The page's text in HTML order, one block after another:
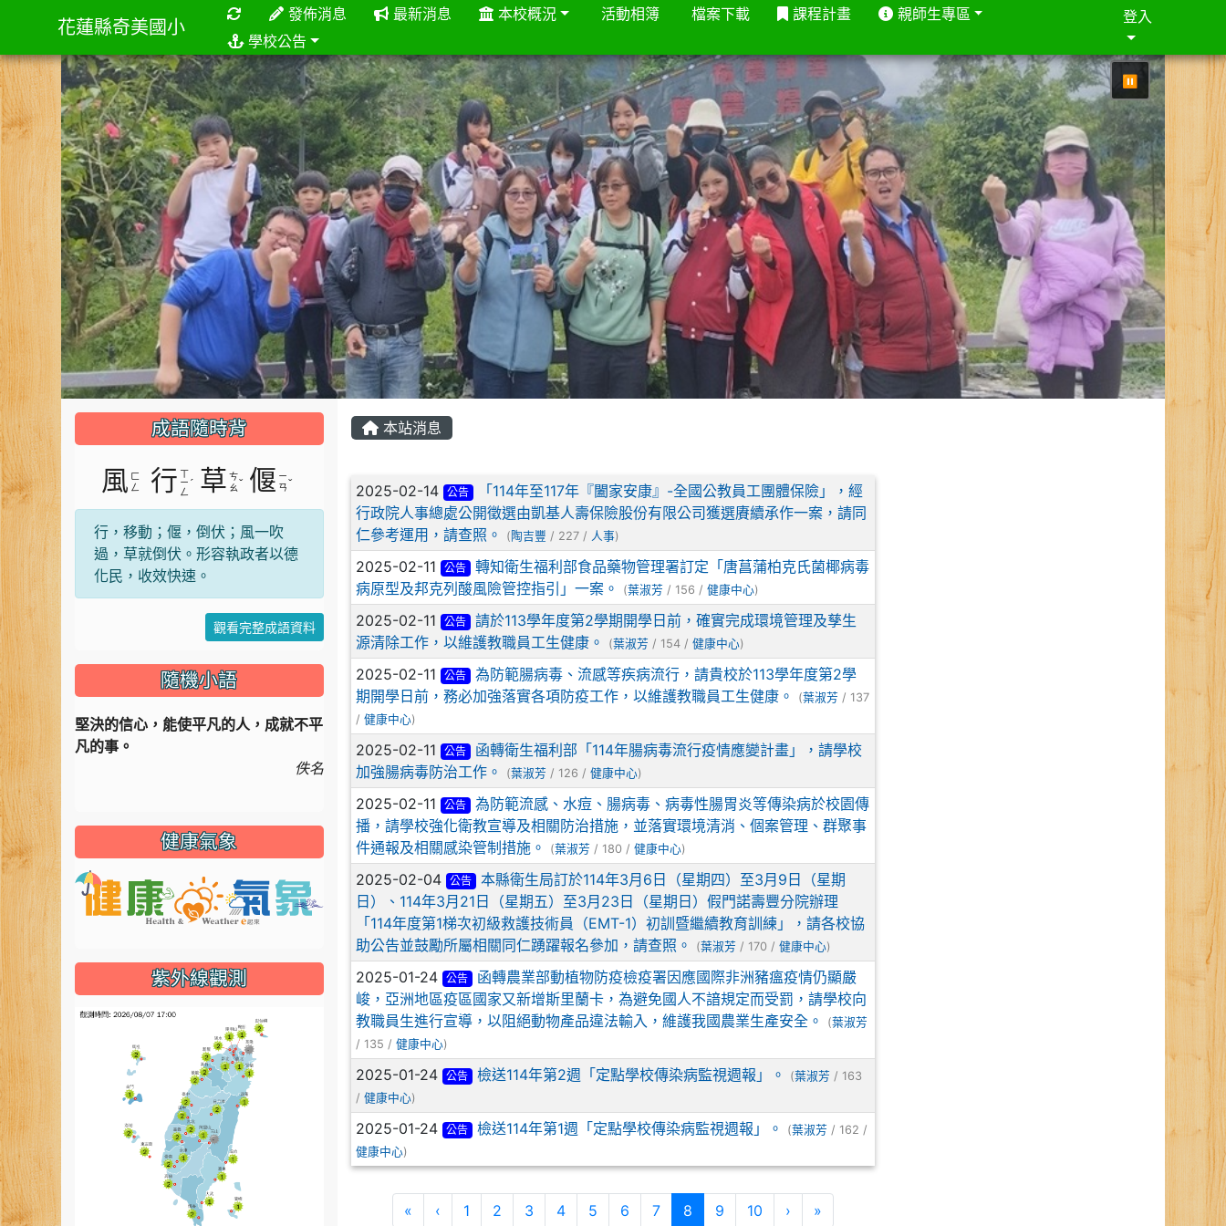
⏸
本站消息
文章列表
2025-02-14 公告
「114年至117年『闔家安康』-全國公教員工團體保險」，經
行政院人事總處公開徵選由凱基人壽保險股份有限公司獲選賡續承作一案，請同
仁參考運用，請查照。
( 陶吉豐 / 227 / 人事)
2025-02-11 公告
轉知衛生福利部食品藥物管理署訂定「唐菖蒲柏克氏菌椰病毒
病原型及邦克列酸風險管控指引」一案。
(葉淑芳 / 156 / 健康中心)
2025-02-11 公告
請於113學年度第2學期開學日前，確實完成環境管理及孳生
源清除工作，以維護教職員工生健康。
(葉淑芳 / 154 / 健康中心)
2025-02-11 公告
為防範腸病毒、流感等疾病流行，請貴校於113學年度第2學
期開學日前，務必加強落實各項防疫工作，以維護教職員工生健康。
(葉淑芳 / 137
/ 健康中心)
2025-02-11 公告
函轉衛生福利部「114年腸病毒流行疫情應變計畫」，請學校
加強腸病毒防治工作。
(葉淑芳 / 126 / 健康中心)
2025-02-11 公告
為防範流感、水痘、腸病毒、病毒性腸胃炎等傳染病於校園傳
播，請學校強化衛教宣導及相關防治措施，並落實環境清消、個案管理、群聚事
件通報及相關感染管制措施。
(葉淑芳 / 180 / 健康中心)
2025-02-04 公告
本縣衛生局訂於114年3月6日（星期四）至3月9日（星期
日）、114年3月21日（星期五）至3月23日（星期日）假門諾壽豐分院辦理
「114年度第1梯次初級救護技術員（EMT-1）初訓暨繼續教育訓練」，請各校協
助公告並鼓勵所屬相關同仁踴躍報名參加，請查照。
(葉淑芳 / 170 / 健康中心)
2025-01-24 公告
函轉農業部動植物防疫檢疫署因應國際非洲豬瘟疫情仍顯嚴
峻，亞洲地區疫區國家又新增斯里蘭卡，為避免國人不諳規定而受罰，請學校向
教職員生進行宣導，以阻絕動物產品違法輸入，維護我國農業生產安全。
(葉淑芳
/ 135 / 健康中心)
2025-01-24 公告 檢送114年第2週「定點學校傳染病監視週報」。 (葉淑芳 / 163
/ 健康中心)
2025-01-24 公告 檢送114年第1週「定點學校傳染病監視週報」。 (葉淑芳 / 162 /
健康中心)
«第一頁
‹上一頁
1 2 3 4 5 6 7 8(目前頁次)
9 10 ›下一頁
»最後頁
成語隨時背
風 ㄈ
ㄥ
行 ㄒ
ㄧ
ㄥ
ˊ 草 ㄘ
ㄠ ˇ 偃 ㄧ
ㄢ ˇ
行，移動；偃，倒伏；風一吹
過，草就倒伏。形容執政者以德
化民，收效快速。
觀看完整成語資料
隨機小語
堅決的信心，能使平凡的人，成就不平
凡的事。
佚名
健康氣象
link to https://crowa.cwb.gov.tw/HealthWeather/ _blank
紫外線觀測
link to https://www.cwb.gov.tw/V8/C/W/OBS_UVI.html _blank
花蓮縣奇美國小
重新取得佈景設定
發佈消息 最新消息 本校概況 活動相簿 檔案下載 課程計畫
親師生專區
學校公告
登入